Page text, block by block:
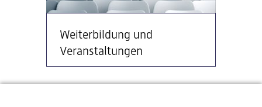
Weiterbildung und
Veranstaltungen